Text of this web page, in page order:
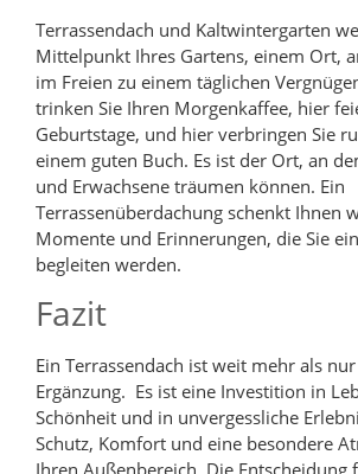
Terrassendach und Kaltwintergarten
Mittelpunkt Ihres Gartens, einem Ort,
im Freien zu einem täglichen
trinken Sie Ihren Morgenkaffee, hier
Geburtstage, und hier verbringen Sie
einem guten Buch. Es ist der Ort, an
und Erwachsene träumen können. Ein
Terrassenüberdachung schenkt Ihnen
Momente und Erinnerungen, die Sie
begleiten werden.
Fazit
Ein Terrassendach ist weit mehr als
Ergänzung. Es ist eine Investition in
Schönheit und in unvergessliche
Schutz, Komfort und eine besondere